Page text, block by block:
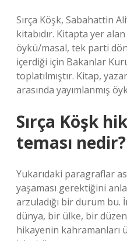
Sırça Köşk, Sabahattin
kitabıdır. Kitapta yer alan
öykü/masal, tek parti
içerdiği için Bakanlar
toplatılmıştır. Kitap,
arasında yayımlanmış
Sırça Köşk
teması nedir?
Yukarıdaki paragraflar
yaşaması gerektiğini
arzuladığı bir durum bu.
dünya, bir ülke, bir
hikayenin kahramanları